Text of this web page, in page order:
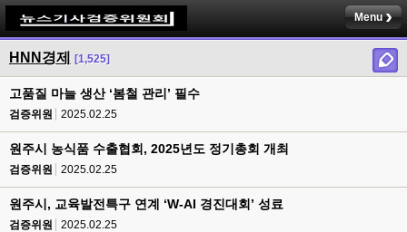
Menu
HNN경제 [1,525]
고품질 마늘 생산 ‘봄철 관리’ 필수
검증위원 2025.02.25
원주시 농식품 수출협회, 2025년도 정기총회 개최
검증위원 2025.02.25
원주시, 교육발전특구 연계 ‘W-AI 경진대회’ 성료
검증위원 2025.02.25